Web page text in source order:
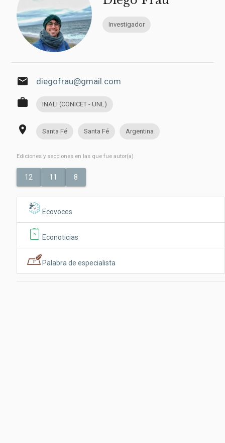
Investigador
email diegofrau@gmail.com
work INALI (CONICET - UNL)
place Santa Fé Santa Fé Argentina
Ediciones y secciones en las que fue autor(a)
12 11 8
Ecovoces
Econoticias
Palabra de especialista